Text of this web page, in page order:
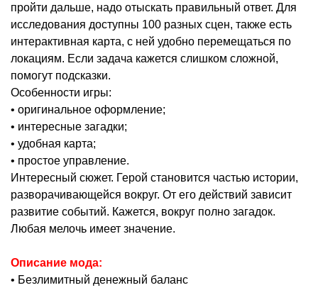
пройти дальше, надо отыскать правильный ответ. Для
исследования доступны 100 разных сцен, также есть
интерактивная карта, с ней удобно перемещаться по
локациям. Если задача кажется слишком сложной,
помогут подсказки.
Особенности игры:
• оригинальное оформление;
• интересные загадки;
• удобная карта;
• простое управление.
Интересный сюжет. Герой становится частью истории,
разворачивающейся вокруг. От его действий зависит
развитие событий. Кажется, вокруг полно загадок.
Любая мелочь имеет значение.
Описание мода:
• Безлимитный денежный баланс